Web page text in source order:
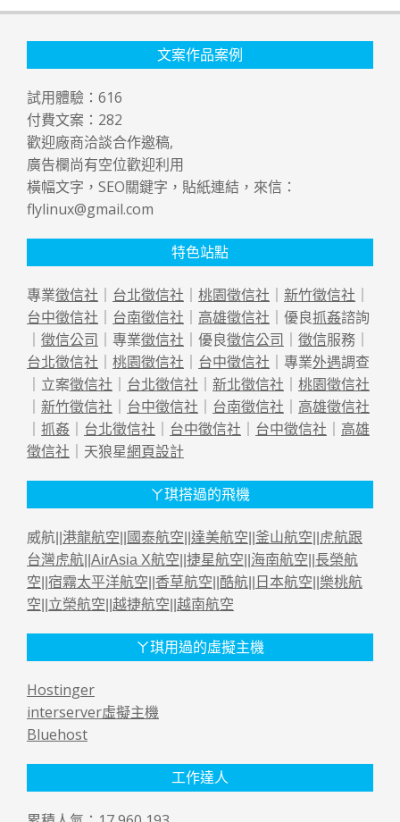
文案作品案例
試用體驗： 616
付費文案： 282
歡迎廠商洽談合作邀稿,
廣告欄尚有空位歡迎利用
橫幅文字，SEO關鍵字，貼紙連結，來信：
flylinux@gmail.com
特色站點
專業徵信社 台北徵信社 桃園徵信社 新竹徵信社
台中徵信社
台南徵信社 高雄徵信社 ｜優良抓姦諮詢
徵信公司 ｜專業徵信社 ｜優良徵信公司 徵信服務｜
台北徵信社
桃園徵信社 台中徵信社 ｜專業外遇調查
｜立案徵信社 台北徵信社 新北徵信社
桃園徵信社
新竹徵信社 台中徵信社 台南徵信社
高雄徵信社
抓姦 台北徵信社 台中徵信社 台中徵信社
高雄
徵信社 ｜天狼星網頁設計
ㄚ琪搭過的飛機
威航|| 港龍航空 國泰航空 達美航空 釜山航空
虎航跟
台灣虎航 AirAsia X航空 捷星航空 海南航空 長榮航
空 宿霧太平洋航空 香草航空 酷航 日本航空 樂桃航
空 立榮航空 越捷航空 越南航空
ㄚ琪用過的虛擬主機
Hostinger
interserver虛擬主機
Bluehost
工作達人